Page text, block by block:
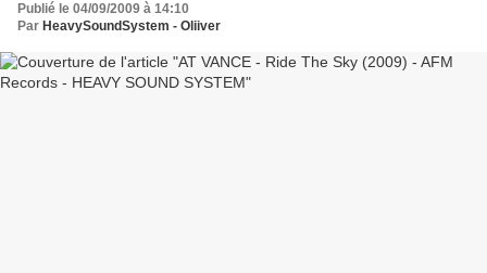
Publié le 04/09/2009 à 14:10
Par HeavySoundSystem - Oliiver